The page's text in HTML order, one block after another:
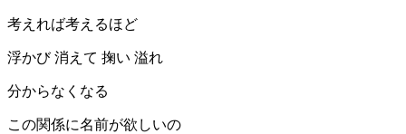
考えれば考えるほど
浮かび 消えて 掬い 溢れ
分からなくなる
この関係に名前が欲しいの